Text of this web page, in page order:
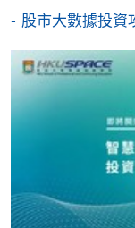
[ 下載報名表
申請學歷頒
表可向報名
表格後，
往報名中心
股市大數據投資